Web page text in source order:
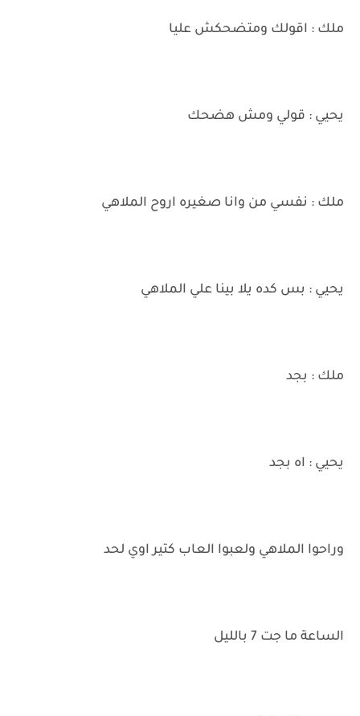
ملك : اقولك ومتضحكش عليا
يحيي : قولي ومش هضحك
ملك : نفسي من وانا صغيره اروح الملاهي
يحيي : بس كده يلا بينا علي الملاهي
ملك : بجد
يحيي : اه بجد
وراحوا الملاهي ولعبوا العاب كتير اوي لحد
الساعة ما جت 7 بالليل